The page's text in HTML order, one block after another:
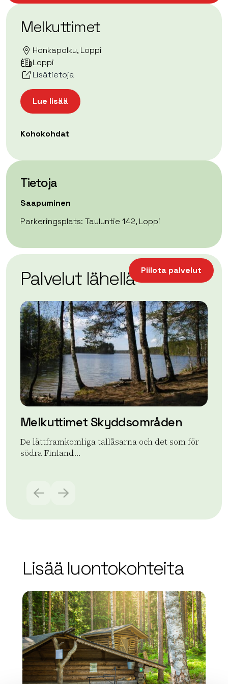
Melkuttimet
Honkapolku, Loppi
Loppi
Lisätietoja
Lue lisää
Kohokohdat
Tietoja
Saapuminen
Parkeringsplats: Tauluntie 142, Loppi
−
Leaflet| ©OpenStreetMap
Piilota palvelut
Palvelut lähellä
Melkuttimet Skyddsområden
De lättframkomliga tallåsarna och det som för
södra Finland...
Lisää luontokohteita
array(0) { }